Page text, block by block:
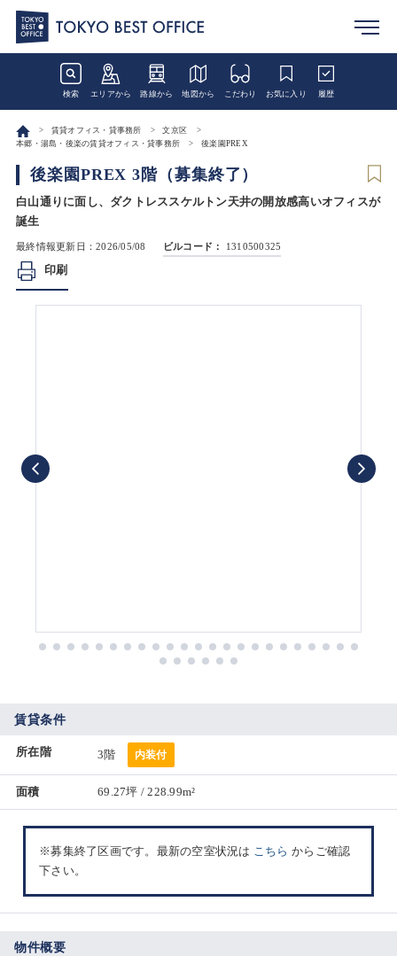
検索 エリアから 路線から 地図から こだわり お気に入り 履歴
賃貸オフィス・貸事務所
文京区
本郷・湯島・後楽の賃貸オフィス・貸事務所
後楽園PREX
後楽園PREX 3階（募集終了）
白山通りに面し、ダクトレススケルトン天井の開放感高いオフィスが
誕生
最終情報更新日：2026/05/08 ビルコード： 1310500325
印刷
賃貸条件
所在階 3階 内装付
面積 69.27坪 / 228.99m²
※募集終了区画です。最新の空室状況は こちら からご確認
下さい。
物件概要